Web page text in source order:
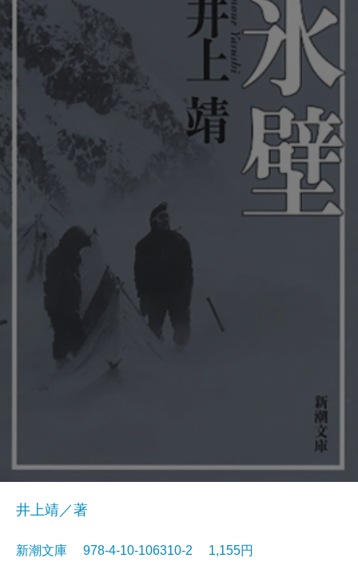
井上靖／著
新潮文庫 978-4-10-106310-2 1,155円